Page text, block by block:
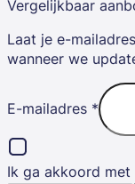
Vergelijkbaar
Laat je e-
wanneer we
E-mailadres *
Ik ga akkoord met